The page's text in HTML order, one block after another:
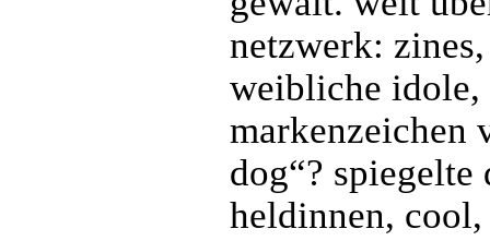
netzwerk:
weibliche idole,
markenzeichen
dog“?
heldinnen,